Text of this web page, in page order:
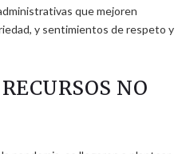
que mejoren
y sentimientos de respeto y
NO